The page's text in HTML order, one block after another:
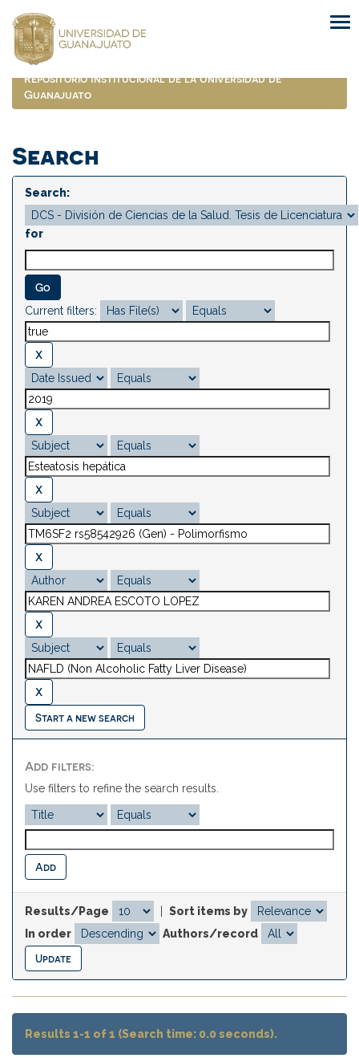
navigation
Repositorio Institucional de la Universidad de
Guanajuato
Search
Search:
for
Current filters:
Start a new search
Add filters:
Use filters to refine the search results.
Results/Page
Sort items by
In order
Authors/record
Results 1-1 of 1 (Search time: 0.0 seconds).